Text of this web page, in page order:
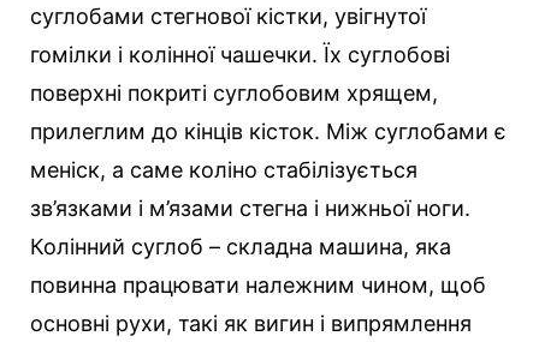
суглобами стегнової кістки, увігнутої
гомілки і колінної чашечки. Їх суглобові
поверхні покриті суглобовим хрящем,
прилеглим до кінців кісток. Між суглобами є
меніск, а саме коліно стабілізується
зв’язками і м’язами стегна і нижньої ноги.
Колінний суглоб – складна машина, яка
повинна працювати належним чином, щоб
основні рухи, такі як вигин і випрямлення